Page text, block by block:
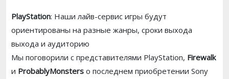
PlayStation: Наши лайв-сервис игры будут
ориентированы на разные жанры, сроки выхода
выхода и аудиторию
Мы поговорили с представителями PlayStation, Firewalk
и ProbablyMonsters о последнем приобретении Sony